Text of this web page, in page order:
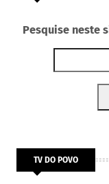
Pesquise neste
TV DO POVO